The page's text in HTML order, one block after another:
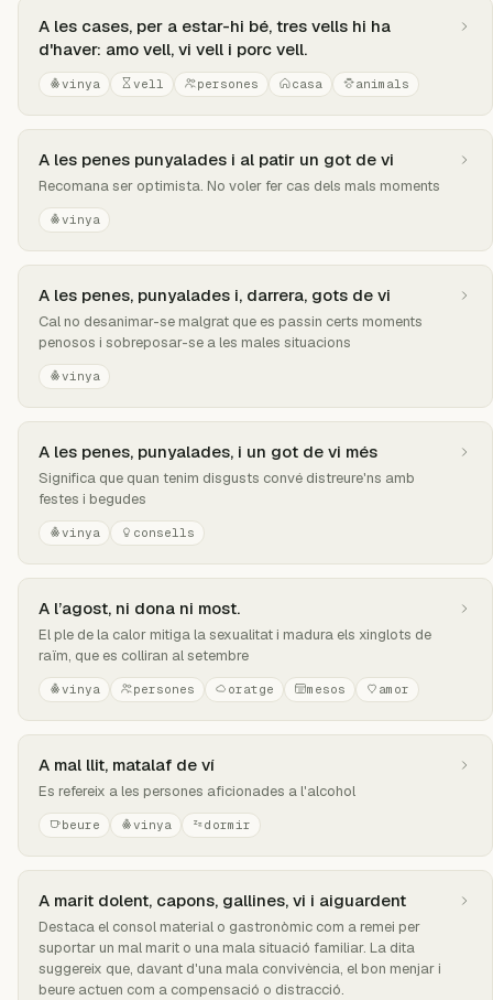
A les cases, per a estar-hi bé, tres vells hi ha
d'haver: amo vell, vi vell i porc vell.
vinya vell persones casa animals
A les penes punyalades i al patir un got de vi
Recomana ser optimista. No voler fer cas dels mals moments
vinya
A les penes, punyalades i, darrera, gots de vi
Cal no desanimar-se malgrat que es passin certs moments
penosos i sobreposar-se a les males situacions
vinya
A les penes, punyalades, i un got de vi més
Significa que quan tenim disgusts convé distreure'ns amb
festes i begudes
vinya consells
A l’agost, ni dona ni most.
El ple de la calor mitiga la sexualitat i madura els xinglots de
raïm, que es colliran al setembre
vinya persones oratge mesos amor
A mal llit, matalaf de ví
Es refereix a les persones aficionades a l'alcohol
beure vinya dormir
A marit dolent, capons, gallines, vi i aiguardent
Destaca el consol material o gastronòmic com a remei per
suportar un mal marit o una mala situació familiar. La dita
suggereix que, davant d'una mala convivència, el bon menjar i
beure actuen com a compensació o distracció.